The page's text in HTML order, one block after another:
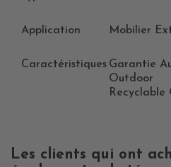
Application Mobilier
Caractéristiques Garantie
Outdoor
Recyclable
Les clients qui ont